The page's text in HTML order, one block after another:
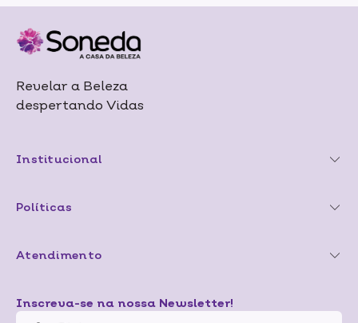
Revelar a Beleza
despertando Vidas
Institucional
Políticas
Atendimento
Inscreva-se na nossa Newsletter!